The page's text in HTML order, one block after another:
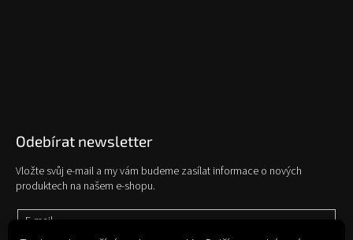
Odebírat newsletter
Vložte svůj e-mail a my vám budeme zasílat informace o nových
produktech na našem e-shopu.
E-mail